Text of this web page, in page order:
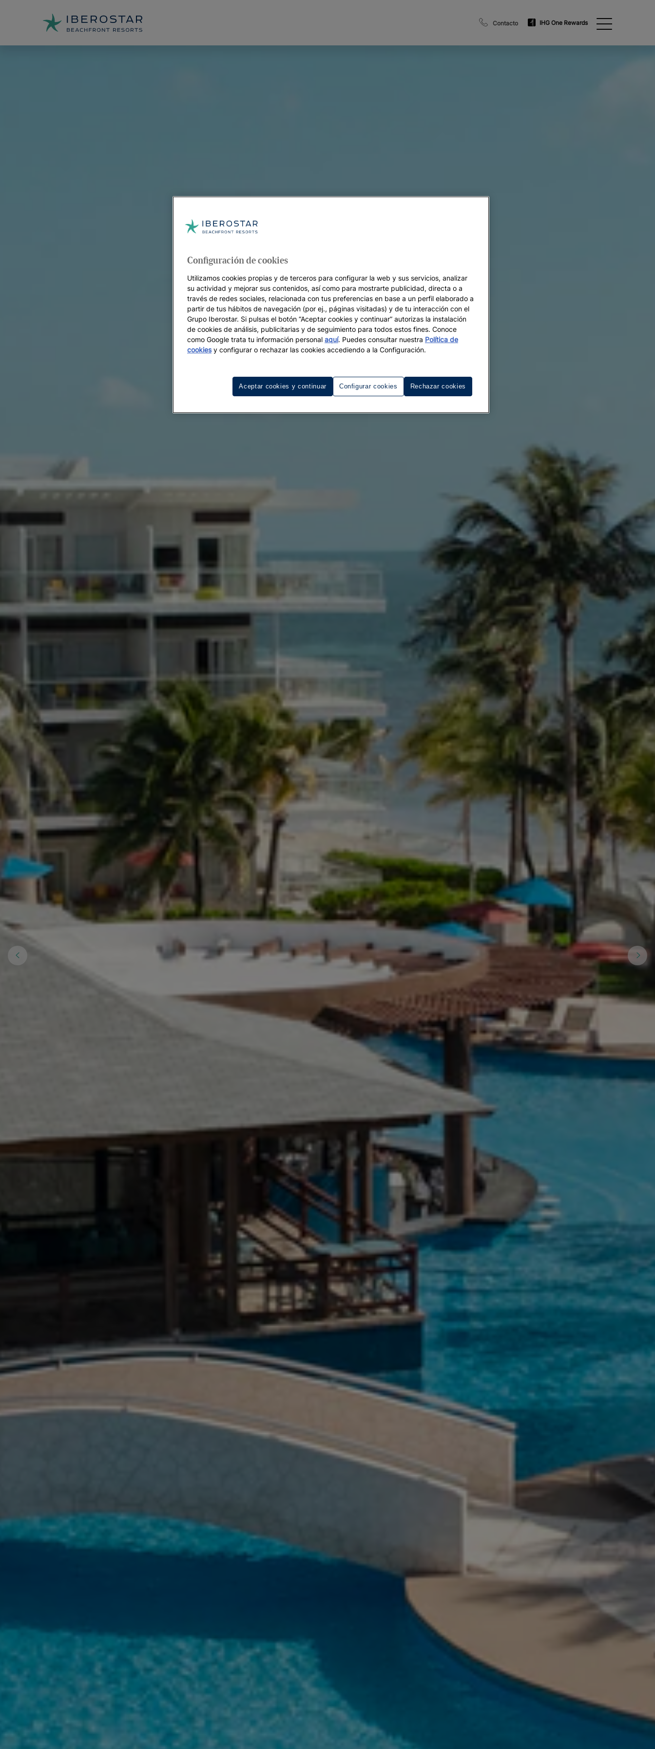
Contacto IHG One Rewards
Configuración de cookies
Utilizamos cookies propias y de terceros para configurar la web y sus servicios, analizar
su actividad y mejorar sus contenidos, así como para mostrarte publicidad, directa o a
través de redes sociales, relacionada con tus preferencias en base a un perfil elaborado a
partir de tus hábitos de navegación (por ej., páginas visitadas) y de tu interacción con el
Grupo Iberostar. Si pulsas el botón “Aceptar cookies y continuar” autorizas la instalación
de cookies de análisis, publicitarias y de seguimiento para todos estos fines. Conoce
como Google trata tu información personal aquí. Puedes consultar nuestra Política de
cookiesy configurar o rechazar las cookies accediendo a la Configuración.
Configurar cookies Rechazar cookies
Aceptar cookies y continuar